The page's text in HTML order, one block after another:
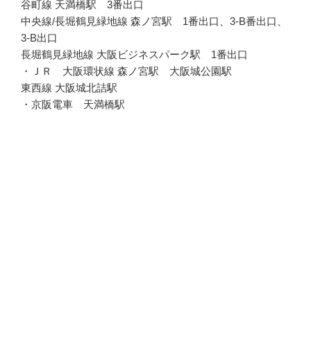
谷町線 天満橋駅 3番出口
中央線/長堀鶴見緑地線 森ノ宮駅 1番出口、3-B番出口、
3-B出口
長堀鶴見緑地線 大阪ビジネスパーク駅 1番出口
・ＪＲ 大阪環状線 森ノ宮駅 大阪城公園駅
東西線 大阪城北詰駅
・京阪電車 天満橋駅